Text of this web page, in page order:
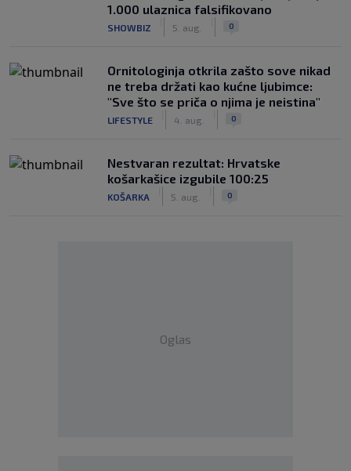
1.000 ulaznica falsifikovano
SHOWBIZ 5. aug. 0
Ornitologinja otkrila zašto sove nikad
ne treba držati kao kućne ljubimce:
"Sve što se priča o njima je neistina"
LIFESTYLE 4. aug. 0
Nestvaran rezultat: Hrvatske
košarkašice izgubile 100:25
KOŠARKA 5. aug. 0
Oglas